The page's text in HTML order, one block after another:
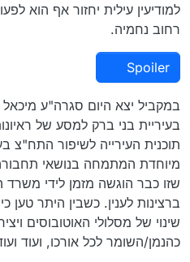
למודיעין עילית יחזור אף הוא
רחוב נחמיה.
Spoiler
במקביל יצא היום סגרה"ע
בעיריית בני ברק למסע של
תוכנית העירייה לשיפור התח"צ
מיוחדת המתמחה בנושאי
שזו כבר הוגשה מזמן לידי
ברצינות לענין. כשבין היתר טען
שינוי של מסלולי האוטובוסים
כהנמן/השומר לכל אורכו, ועוד